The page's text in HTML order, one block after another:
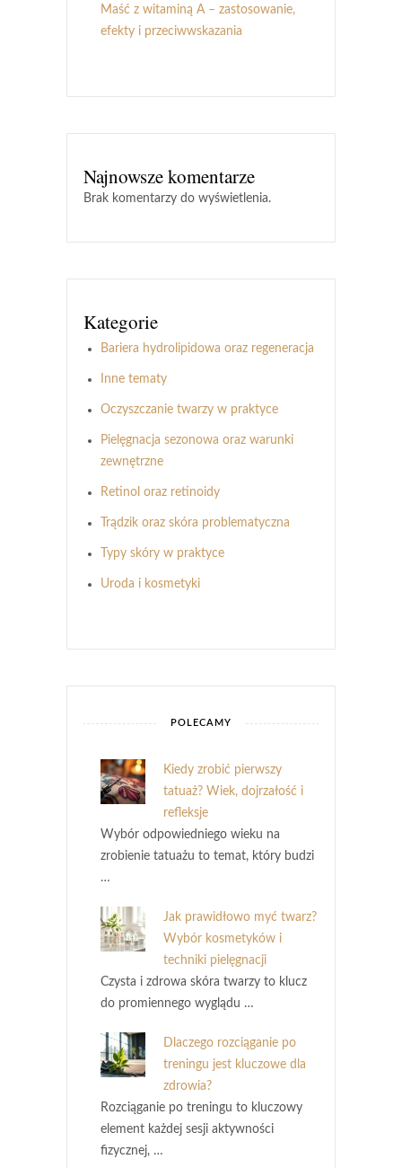
Maść z witaminą A – zastosowanie,
efekty i przeciwwskazania
Najnowsze komentarze
Brak komentarzy do wyświetlenia.
Kategorie
Bariera hydrolipidowa oraz regeneracja
Inne tematy
Oczyszczanie twarzy w praktyce
Pielęgnacja sezonowa oraz warunki
zewnętrzne
Retinol oraz retinoidy
Trądzik oraz skóra problematyczna
Typy skóry w praktyce
Uroda i kosmetyki
POLECAMY
Kiedy zrobić pierwszy
tatuaż? Wiek, dojrzałość i
refleksje
Wybór odpowiedniego wieku na
zrobienie tatuażu to temat, który budzi
…
Jak prawidłowo myć twarz?
Wybór kosmetyków i
techniki pielęgnacji
Czysta i zdrowa skóra twarzy to klucz
do promiennego wyglądu …
Dlaczego rozciąganie po
treningu jest kluczowe dla
zdrowia?
Rozciąganie po treningu to kluczowy
element każdej sesji aktywności
fizycznej, …